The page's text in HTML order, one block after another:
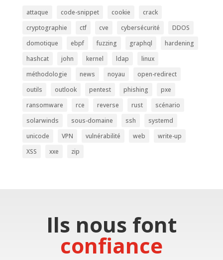
attaque code-snippet cookie
crack
cryptographie
ctf cve cybersécurité
DDOS
domotique
ebpf fuzzing graphql
hardening
hashcat
john kernel ldap
linux
méthodologie
news noyau
open-redirect
outils
outlook pentest phishing
pxe
ransomware
rce reverse rust
scénario
solarwinds
sous-domaine ssh
systemd
unicode
VPN vulnérabilité web
write-up
XSS
xxe zip
Ils nous font
confiance